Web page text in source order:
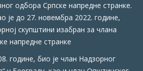
одбора Српске напредне странке.
је до 27. новембра 2022. године,
скупштини изабран за члана
напредне странке
године, био је члан Надзорног